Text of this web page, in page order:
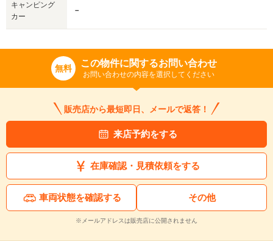
キャンピング
カー
－
無料 この物件に関するお問い合わせ
お問い合わせの内容を選択してください
販売店から最短即日、メールで返答！
来店予約をする
在庫確認・見積依頼をする
車両状態を確認する その他
※メールアドレスは販売店に公開されません